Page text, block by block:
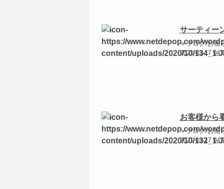
サーティー
＞ブログ/お知
2021-03-17
お客様から
＞ブログ/お知
2021-03-17